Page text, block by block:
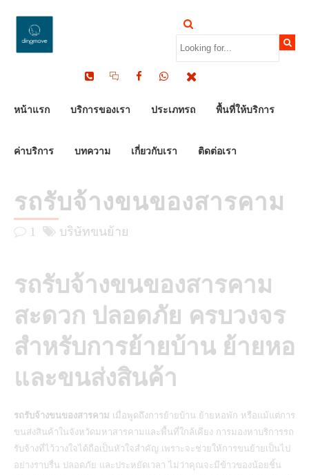
หน้าแรก บริการของเรา ประเภทรถ พื้นที่ให้บริการ
ค่าบริการ บทความ เกี่ยวกับเรา ติดต่อเรา
รถรับจ้างขนของสารคาม
1 บริษัทขนย้าย
รถรับจ้างขนของสารคาม
สะดวก ปลอดภัย ครบวงจร
สำหรับการย้ายบ้าน ย้ายหอ
และขนส่งสินค้า
รถรับจ้างขนของสารคาม เมื่อพูดถึงการย้ายบ้าน ย้ายหอพัก หรือแม้แต่การ
ขนส่งสินค้าในจังหวัดมหาสารคามและพื้นที่ใกล้เคียง การมองหาบริการรถ
รับจ้างที่ไว้วางใจได้ถือเป็นหัวใจสำคัญ เพราะจะช่วยให้การขนย้ายเป็นไป
อย่างราบรื่น ปลอดภัย และประหยัดเวลา ไม่ว่าคุณจะมีข้าวของน้อยชิ้น